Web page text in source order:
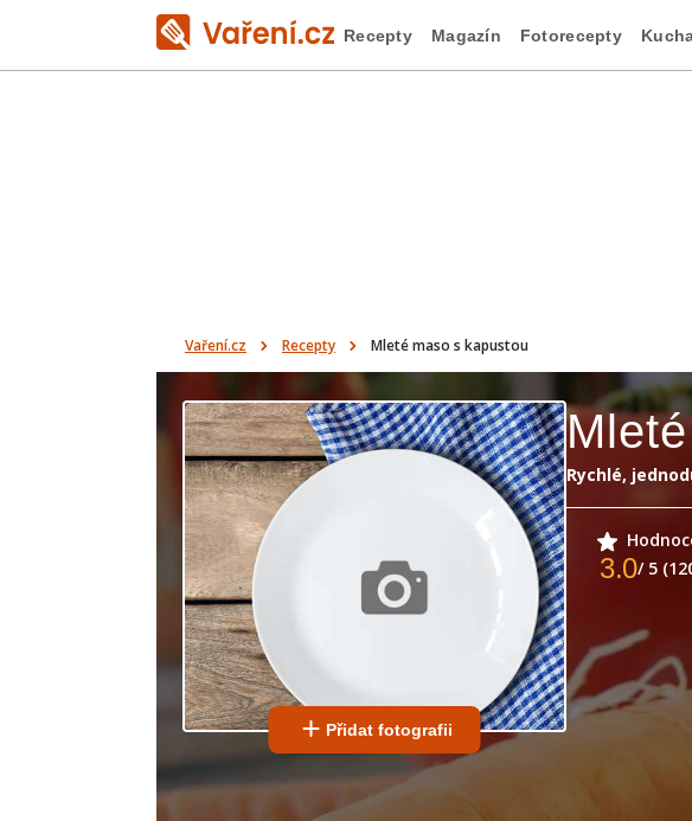
Recepty Magazín Fotorecepty
Vaření.cz Recepty Mleté maso s kapustou
Přidat fotografii
Rychlé,
3.0/ 5